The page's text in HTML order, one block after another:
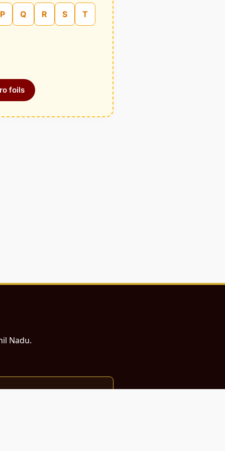
P Q R S T
foils
Nadu.